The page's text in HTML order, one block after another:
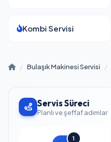
Kombi Servisi
/ Bulaşık Makinesi Servisi /
Servis Süreci
Planlı ve şeffaf adımlar
1